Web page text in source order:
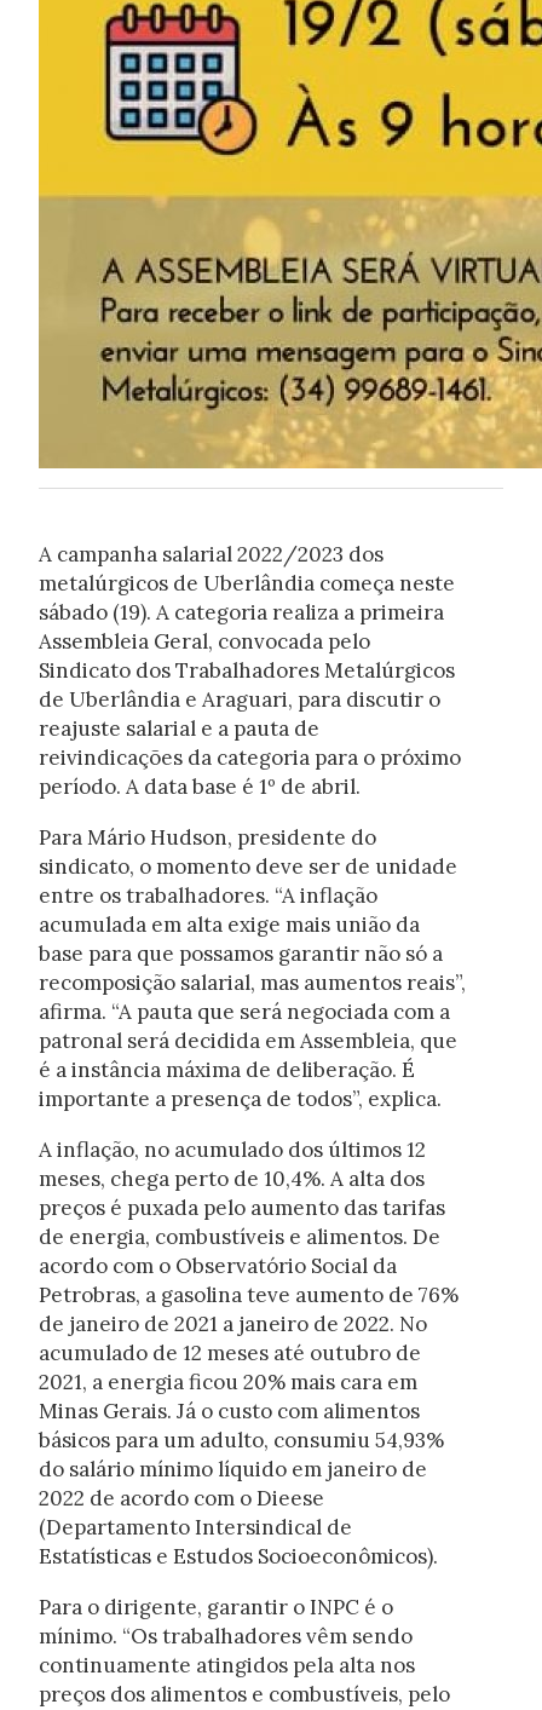
A campanha salarial 2022/2023 dos
metalúrgicos de Uberlândia começa neste
sábado (19). A categoria realiza a primeira
Assembleia Geral, convocada pelo
Sindicato dos Trabalhadores Metalúrgicos
de Uberlândia e Araguari, para discutir o
reajuste salarial e a pauta de
reivindicações da categoria para o próximo
período. A data base é 1º de abril.
Para Mário Hudson, presidente do
sindicato, o momento deve ser de unidade
entre os trabalhadores. “A inflação
acumulada em alta exige mais união da
base para que possamos garantir não só a
recomposição salarial, mas aumentos reais”,
afirma. “A pauta que será negociada com a
patronal será decidida em Assembleia, que
é a instância máxima de deliberação. É
importante a presença de todos”, explica.
A inflação, no acumulado dos últimos 12
meses, chega perto de 10,4%. A alta dos
preços é puxada pelo aumento das tarifas
de energia, combustíveis e alimentos. De
acordo com o Observatório Social da
Petrobras, a gasolina teve aumento de 76%
de janeiro de 2021 a janeiro de 2022. No
acumulado de 12 meses até outubro de
2021, a energia ficou 20% mais cara em
Minas Gerais. Já o custo com alimentos
básicos para um adulto, consumiu 54,93%
do salário mínimo líquido em janeiro de
2022 de acordo com o Dieese
(Departamento Intersindical de
Estatísticas e Estudos Socioeconômicos).
Para o dirigente, garantir o INPC é o
mínimo. “Os trabalhadores vêm sendo
continuamente atingidos pela alta nos
preços dos alimentos e combustíveis, pelo